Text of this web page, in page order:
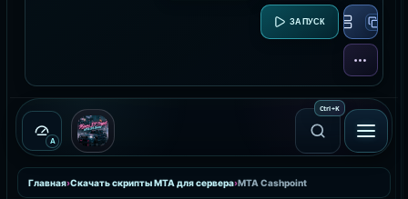
RAGE
ЕЩЁ
Ctrl+K
A
Главная›Скачать скрипты MTA для сервера›MTA Cashpoint